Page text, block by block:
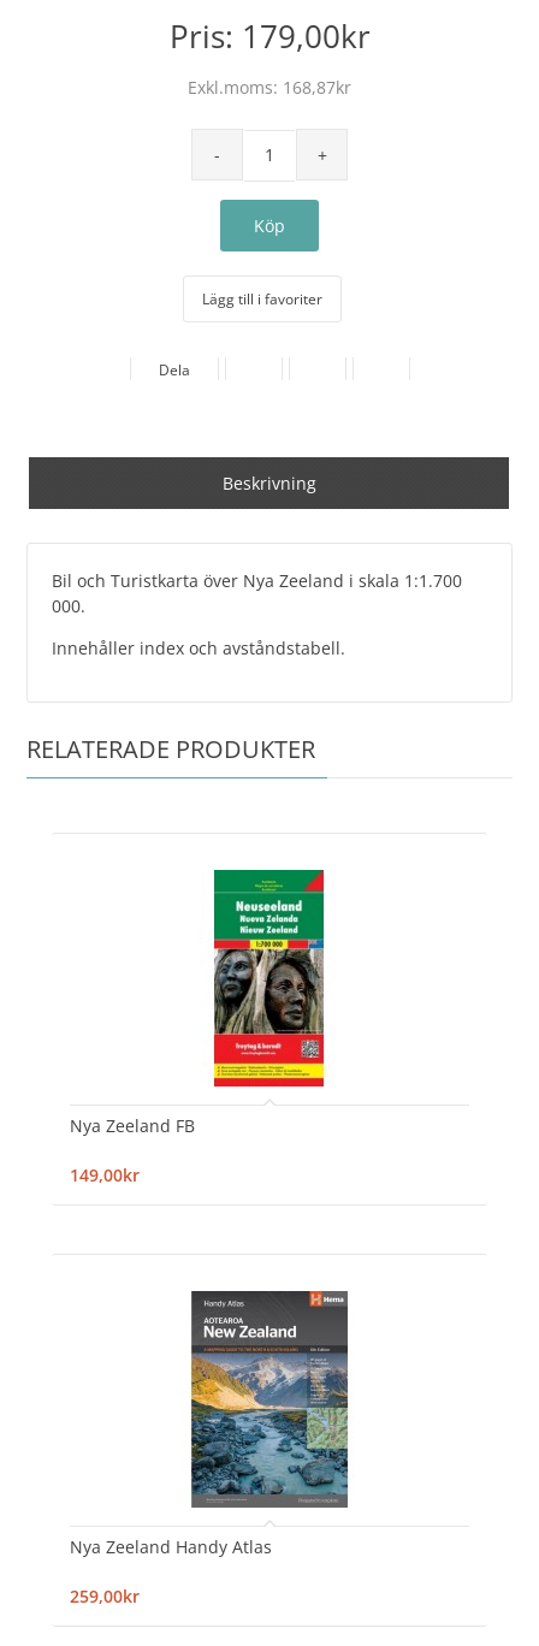
Pris: 179,00kr
Exkl.moms: 168,87kr
Lägg till i favoriter
Dela
Beskrivning
Bil och Turistkarta över Nya Zeeland i skala 1:1.700
000.
Innehåller index och avståndstabell.
RELATERADE PRODUKTER
Nya Zeeland FB
149,00kr
Nya Zeeland Handy Atlas
259,00kr